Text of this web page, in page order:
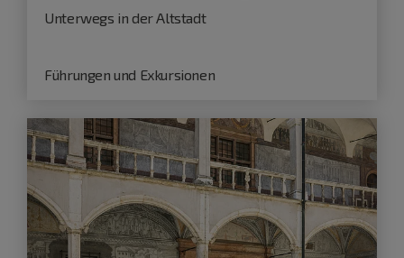
Unterwegs in der Altstadt
Führungen und Exkursionen